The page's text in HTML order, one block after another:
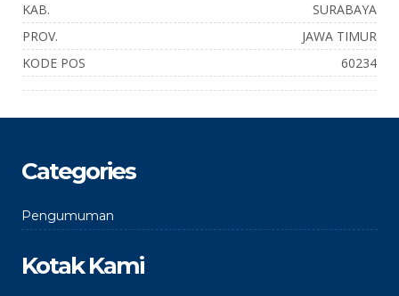
KAB.
SURABAYA
PROV.
JAWA TIMUR
KODE POS
60234
Categories
Pengumuman
Kotak Kami